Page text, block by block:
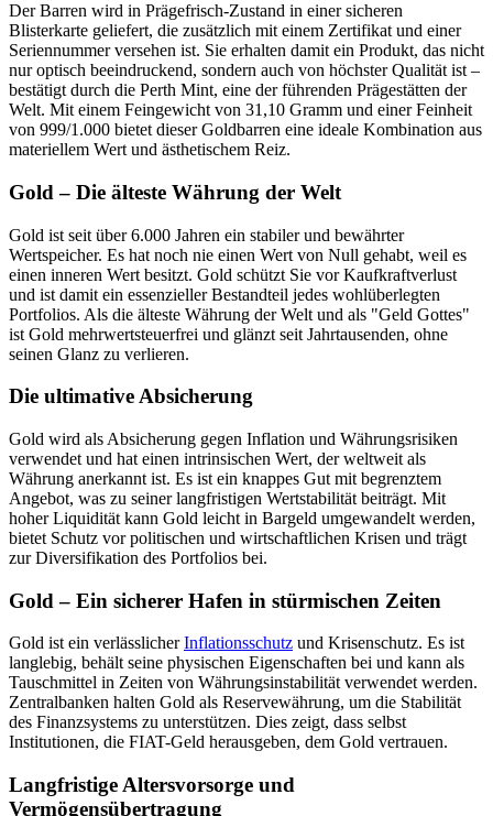
Der Barren wird in Prägefrisch-Zustand in einer sicheren
Blisterkarte geliefert, die zusätzlich mit einem Zertifikat und einer
Seriennummer versehen ist. Sie erhalten damit ein Produkt, das nicht
nur optisch beeindruckend, sondern auch von höchster Qualität ist –
bestätigt durch die Perth Mint, eine der führenden Prägestätten der
Welt. Mit einem Feingewicht von 31,10 Gramm und einer Feinheit
von 999/1.000 bietet dieser Goldbarren eine ideale Kombination aus
materiellem Wert und ästhetischem Reiz.
Gold – Die älteste Währung der Welt
Gold ist seit über 6.000 Jahren ein stabiler und bewährter
Wertspeicher. Es hat noch nie einen Wert von Null gehabt, weil es
einen inneren Wert besitzt. Gold schützt Sie vor Kaufkraftverlust
und ist damit ein essenzieller Bestandteil jedes wohlüberlegten
Portfolios. Als die älteste Währung der Welt und als "Geld Gottes"
ist Gold mehrwertsteuerfrei und glänzt seit Jahrtausenden, ohne
seinen Glanz zu verlieren.
Die ultimative Absicherung
Gold wird als Absicherung gegen Inflation und Währungsrisiken
verwendet und hat einen intrinsischen Wert, der weltweit als
Währung anerkannt ist. Es ist ein knappes Gut mit begrenztem
Angebot, was zu seiner langfristigen Wertstabilität beiträgt. Mit
hoher Liquidität kann Gold leicht in Bargeld umgewandelt werden,
bietet Schutz vor politischen und wirtschaftlichen Krisen und trägt
zur Diversifikation des Portfolios bei.
Gold – Ein sicherer Hafen in stürmischen Zeiten
Gold ist ein verlässlicherInflationsschutz und Krisenschutz. Es ist
langlebig, behält seine physischen Eigenschaften bei und kann als
Tauschmittel in Zeiten von Währungsinstabilität verwendet werden.
Zentralbanken halten Gold als Reservewährung, um die Stabilität
des Finanzsystems zu unterstützen. Dies zeigt, dass selbst
Institutionen, die FIAT-Geld herausgeben, dem Gold vertrauen.
Langfristige Altersvorsorge und
Vermögensübertragung